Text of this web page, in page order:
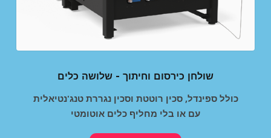
שולחן כירסום וחיתוך - שלושה כלים
כולל ספינדל, סכין רוטטת וסכין נגררת טנג'נטיאלית
עם או בלי מחליף כלים אוטומטי